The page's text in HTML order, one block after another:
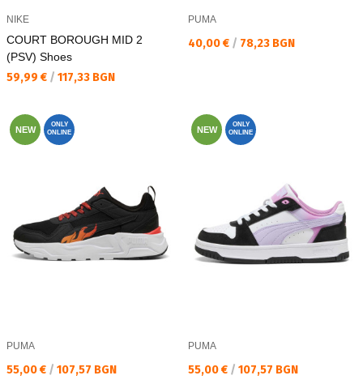
NIKE
COURT BOROUGH MID 2
(PSV) Shoes
Текуща цена:
59,99 € / 117,33 BGN
PUMA
Текуща цена:
40,00 € / 78,23 BGN
NEW
ONLY
ONLINE
PUMA
Текуща цена:
55,00 € / 107,57 BGN
NEW
ONLY
ONLINE
PUMA
Текуща цена:
55,00 € / 107,57 BGN